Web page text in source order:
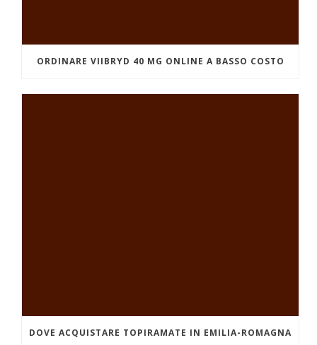
ORDINARE VIIBRYD 40 MG ONLINE A BASSO COSTO
DOVE ACQUISTARE TOPIRAMATE IN EMILIA-ROMAGNA